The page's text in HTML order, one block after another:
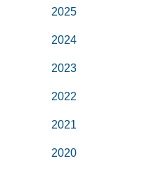
2025
2024
2023
2022
2021
2020